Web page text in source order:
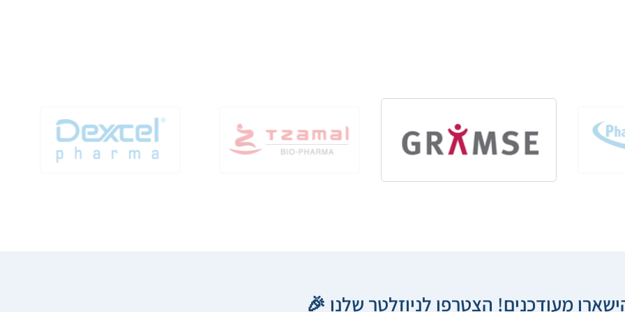
מעודכנים! הצטרפו לניוזלטר שלנו 🎉